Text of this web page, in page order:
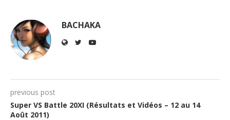
BACHAKA
previous post
Super VS Battle 20XI (Résultats et Vidéos – 12 au 14
Août 2011)